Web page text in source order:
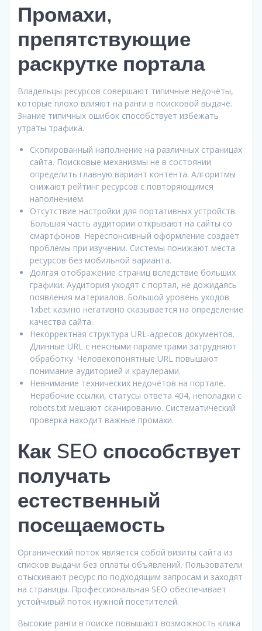
Промахи,
препятствующие
раскрутке портала
Владельцы ресурсов совершают типичные недочёты,
которые плохо влияют на ранги в поисковой выдаче.
Знание типичных ошибок способствует избежать
утраты трафика.
Скопированный наполнение на различных страницах
сайта. Поисковые механизмы не в состоянии
определить главную вариант контента. Алгоритмы
снижают рейтинг ресурсов с повторяющимся
наполнением.
Отсутствие настройки для портативных устройств.
Большая часть аудитории открывают на сайты со
смартфонов. Нереспонсивный оформление создаёт
проблемы при изучении. Системы понижают места
ресурсов без мобильной варианта.
Долгая отображение страниц вследствие больших
графики. Аудитория уходят с портал, не дожидаясь
появления материалов. Большой уровень уходов
1xbet казино негативно сказывается на определение
качества сайта.
Некорректная структура URL-адресов документов.
Длинные URL с неясными параметрами затрудняют
обработку. Человекопонятные URL повышают
понимание аудиторией и краулерами.
Невнимание технических недочётов на портале.
Нерабочие ссылки, статусы ответа 404, неполадки с
robots.txt мешают сканированию. Систематический
проверка находит важные промахи.
Как SEO способствует
получать
естественный
посещаемость
Органический поток является собой визиты сайта из
списков выдачи без оплаты объявлений. Пользователи
отыскивают ресурс по подходящим запросам и заходят
на страницы. Профессиональная SEO обеспечивает
устойчивый поток нужной посетителей.
Высокие ранги в поиске повышают возможность клика